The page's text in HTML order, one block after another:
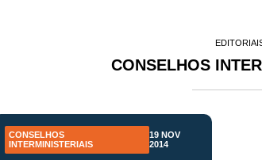
CONSELHOS
CONSELHOS
INTERMINISTERIAIS
19 NOV
2014